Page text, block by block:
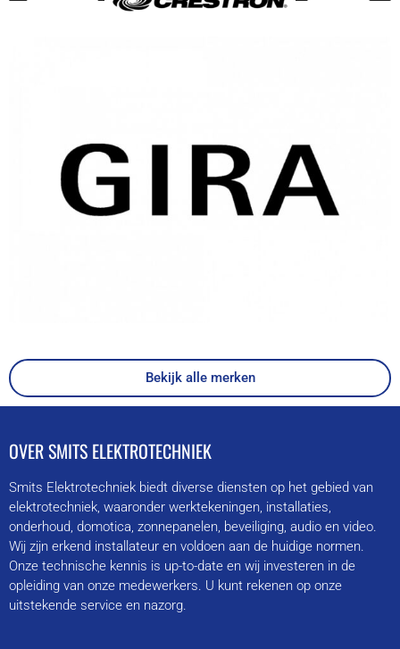
Bekijk alle merken
OVER SMITS ELEKTROTECHNIEK
Smits Elektrotechniek biedt diverse diensten op het gebied van
elektrotechniek, waaronder werktekeningen, installaties,
onderhoud, domotica, zonnepanelen, beveiliging, audio en video.
Wij zijn erkend installateur en voldoen aan de huidige normen.
Onze technische kennis is up-to-date en wij investeren in de
opleiding van onze medewerkers. U kunt rekenen op onze
uitstekende service en nazorg.